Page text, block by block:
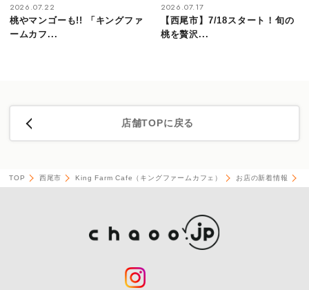
2026.07.22
桃やマンゴーも!! 「キングファ
ームカフ...
2026.07.17
【西尾市】7/18スタート！旬の
桃を贅沢...
店舗TOPに戻る
TOP 西尾市 King Farm Cafe（キングファームカフェ） お店の新着情報